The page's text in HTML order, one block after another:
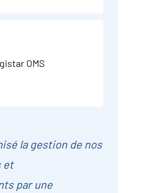
OMS
la gestion de nos
et
par une